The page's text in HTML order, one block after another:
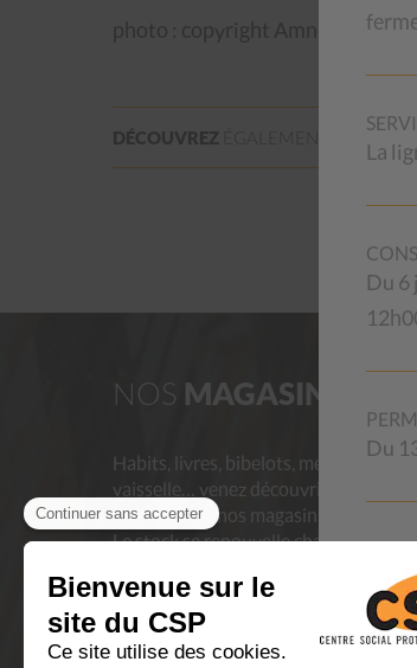
photo : copyright Amnesty ©
DÉCOUVREZ
NOS MAGASINS
Habits, livres, bibelots, meubles,
vaisselle… venez découvrir les trésors
que recèlent nos magasins d’occasion !
Le stock se renouvelle chaque jour.
aider des personnes en difficulté et
vous donnez une deuxième vie aux
objets, luttant ainsi contre le
La
Du 6
Du